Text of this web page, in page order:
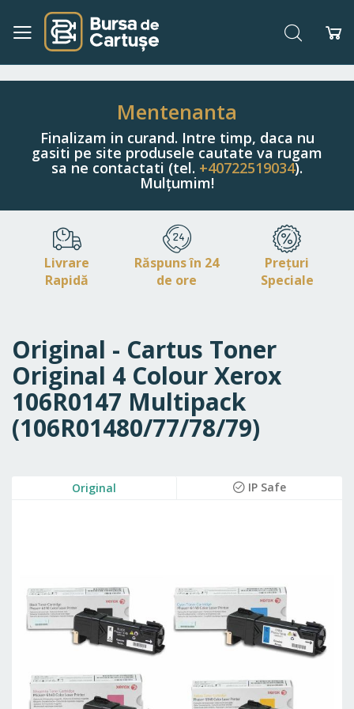
Navigați
Conținut
Căutare
Mentenanta
Finalizam in curand. Intre timp, daca nu
gasiti pe site produsele cautate va rugam
sa ne contactati (tel. +40722519034).
Mulțumim!
Livrare
Rapidă
Răspuns în 24
de ore
Prețuri
Speciale
Original - Cartus Toner
Original 4 Colour Xerox
106R0147 Multipack
(106R01480/77/78/79)
gallery
Original IP Safe